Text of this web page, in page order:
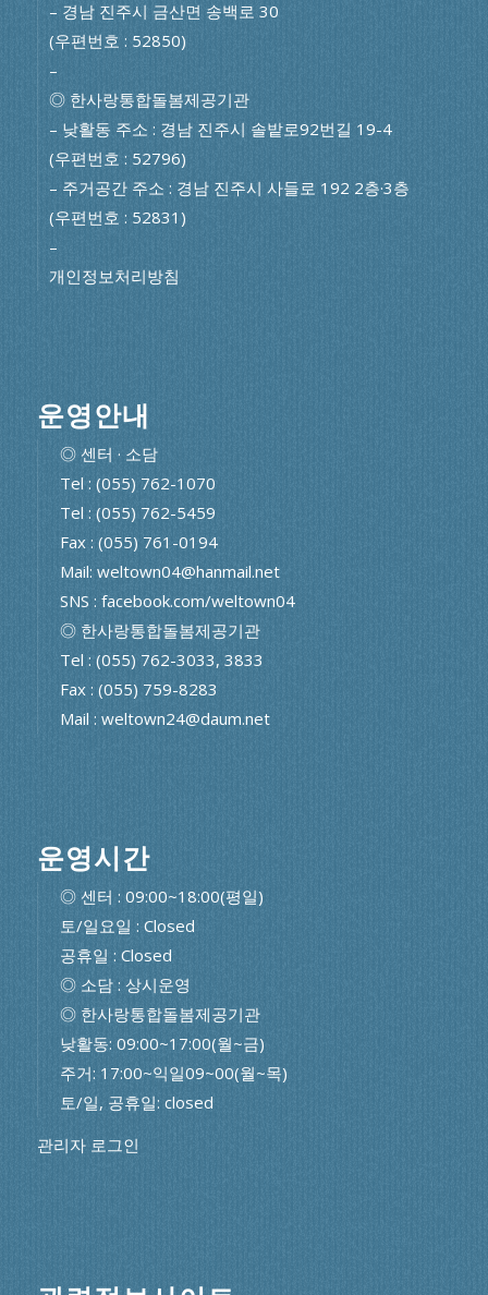
– 경남 진주시 금산면 송백로 30
(우편번호 : 52850)
–
◎ 한사랑통합돌봄제공기관
– 낮활동 주소 : 경남 진주시 솔밭로92번길 19-4
(우편번호 : 52796)
– 주거공간 주소 : 경남 진주시 사들로 192 2층·3층
(우편번호 : 52831)
–
개인정보처리방침
운영안내
◎ 센터 · 소담
Tel : (055) 762-1070
Tel : (055) 762-5459
Fax : (055) 761-0194
Mail: weltown04@hanmail.net
SNS : facebook.com/weltown04
◎ 한사랑통합돌봄제공기관
Tel : (055) 762-3033, 3833
Fax : (055) 759-8283
Mail : weltown24@daum.net
운영시간
◎ 센터 : 09:00~18:00(평일)
토/일요일 : Closed
공휴일 : Closed
◎ 소담 : 상시운영
◎ 한사랑통합돌봄제공기관
낮활동: 09:00~17:00(월~금)
주거: 17:00~익일09~00(월~목)
토/일, 공휴일: closed
관리자 로그인